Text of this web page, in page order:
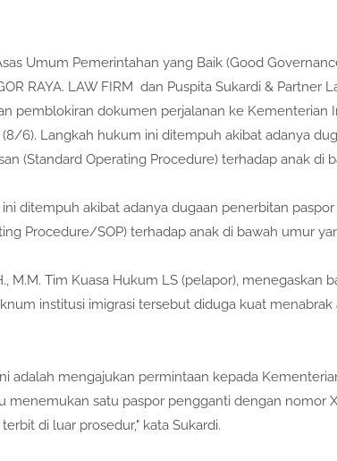
Umum Pemerintahan yang Baik (Good
RAYA. LAW FIRM dan Puspita Sukardi &
pemblokiran dokumen perjalanan ke Kementerian
(8/6). Langkah hukum ini ditempuh akibat adanya
(Standard Operating Procedure) terhadap anak di
ditempuh akibat adanya dugaan penerbitan
Procedure/SOP) terhadap anak di bawah umur
M.M. Tim Kuasa Hukum LS (pelapor), menegaskan
institusi imigrasi tersebut diduga kuat
adalah mengajukan permintaan kepada
menemukan satu paspor pengganti dengan nomor
di luar prosedur," kata Sukardi.